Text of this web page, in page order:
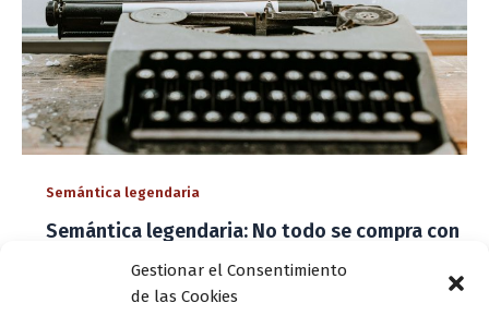
Gestionar el Consentimiento
de las Cookies
Semántica legendaria
Semántica legendaria: No todo se compra con
27 noviembre, 2020